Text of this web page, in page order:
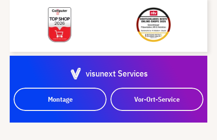
visunext Services
Montage Vor-Ort-Service